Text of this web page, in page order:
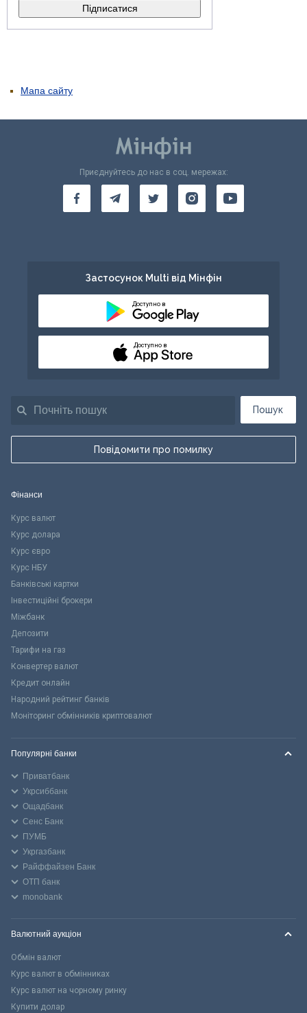
Мапа сайту
Пошук
Повідомити про помилку
Приєднуйтесь до нас в соц. мережах:
Застосунок Multi від Мінфін
Доступно в
Доступно в
Фінанси
Курс валют
Курс долара
Курс євро
Курс НБУ
Банківські картки
Інвестиційні брокери
Міжбанк
Депозити
Тарифи на газ
Конвертер валют
Кредит онлайн
Народний рейтинг банків
Моніторинг обмінників криптовалют
Популярні банки
Приватбанк
Укрсиббанк
Ощадбанк
Сенс Банк
ПУМБ
Укргазбанк
Райффайзен Банк
ОТП банк
monobank
Валютний аукціон
Обмін валют
Курс валют в обмінниках
Курс валют на чорному ринку
Купити долар